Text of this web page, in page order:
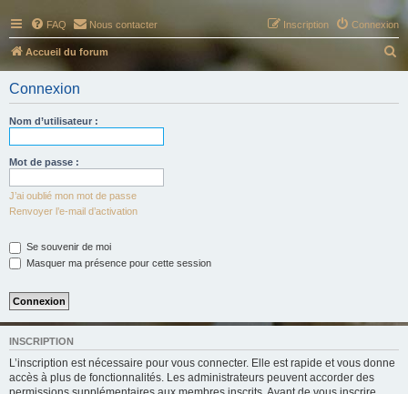
FAQ Nous contacter Connexion
Inscription
Accueil du forum
e
Connexion
Nom d’utilisateur :
Mot de passe :
J’ai oublié mon mot de passe
Renvoyer l’e-mail d’activation
Se souvenir de moi
Masquer ma présence pour cette session
INSCRIPTION
L’inscription est nécessaire pour vous connecter. Elle est rapide et vous donne
accès à plus de fonctionnalités. Les administrateurs peuvent accorder des